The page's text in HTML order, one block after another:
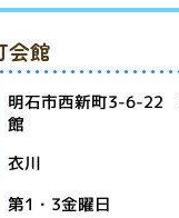
会館
明石市西新町3-6-22
館
衣川
第1・3金曜日